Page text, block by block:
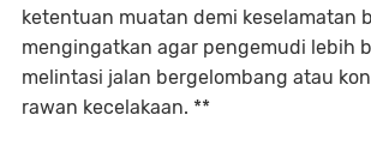
ketentuan muatan demi keselamatan
mengingatkan agar pengemudi lebih
melintasi jalan bergelombang atau
rawan kecelakaan. **